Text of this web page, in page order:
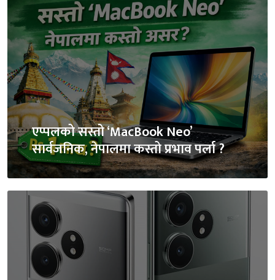
एप्पलको सस्तो ‘MacBook Neo’
सार्वजनिक, नेपालमा कस्तो प्रभाव पर्ला ?